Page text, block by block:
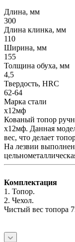
Длина, мм
300
Длина клинка, мм
110
Ширина, мм
155
Толщина обуха, мм
4,5
Твердость, HRC
62-64
Марка стали
х12мф
Кованый топор
х12мф. Данная
вес, что делает
На лезвии выполнен
Комплектация
1. Топор.
2. Чехол.
Чистый вес топора